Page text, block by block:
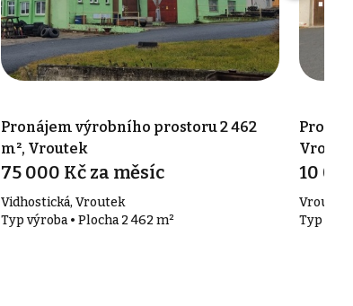
Pronájem výrobního prostoru 2 462
m², Vroutek
75 000 Kč za měsíc
Vidhostická, Vroutek
Typ výroba • Plocha 2 462 m²
10
Vroutek
Typ